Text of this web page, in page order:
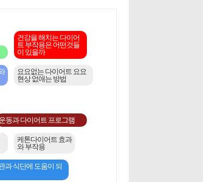
건강을 해치는 다이어
트 부작용은 어떤것들
이 있을까
요요없는 다이어트 요요
현상 없애는 방법
운동과 다이어트 프로그램
케톤다이어트 효과
와 부작용
과 식단에 도움이 되